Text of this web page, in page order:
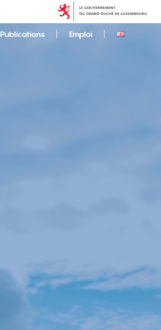
Publications Emploi